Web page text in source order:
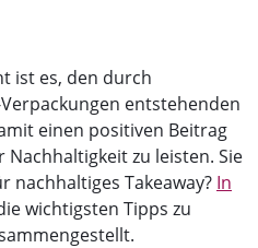
ist es, den durch
entstehenden
einen positiven Beitrag
zu leisten. Sie
nachhaltiges Takeaway? In
wichtigsten Tipps zu